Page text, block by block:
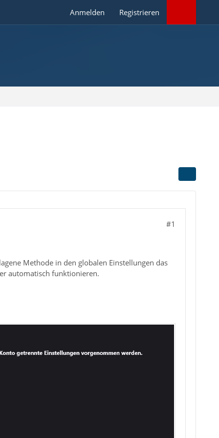
Anmelden Registrieren
#1
Methode in den globalen Einstellungen das
automatisch funktionieren.